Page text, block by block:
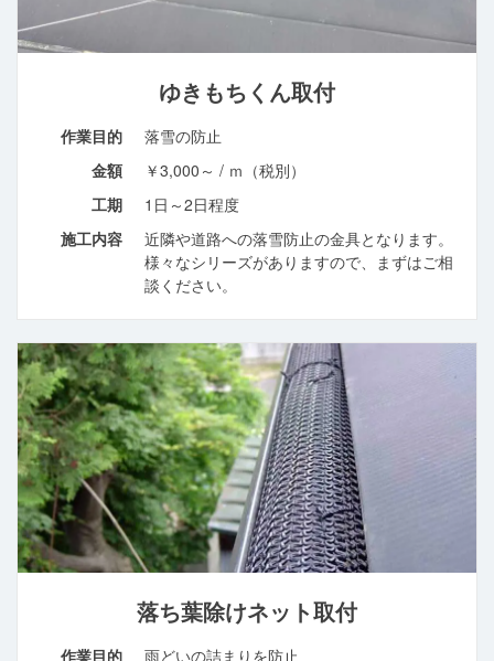
ゆきもちくん取付
作業目的
落雪の防止
金額
￥3,000～ / ｍ（税別）
工期
1日～2日程度
施工内容
近隣や道路への落雪防止の金具となります。
様々なシリーズがありますので、まずはご相
談ください。
落ち葉除けネット取付
作業目的
雨どいの詰まりを防止